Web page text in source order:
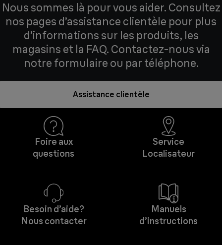
Nous sommes là pour vous aider. Consultez
nos pages d’assistance clientèle pour plus
d’informations sur les produits, les
magasins et la FAQ. Contactez-nous via
notre formulaire ou par téléphone.
Assistance clientèle
Foire aux
questions
Service
Localisateur
Besoin d’aide?
Nous contacter
Manuels
d’instructions